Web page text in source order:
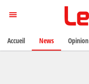
Accueil News Opinion